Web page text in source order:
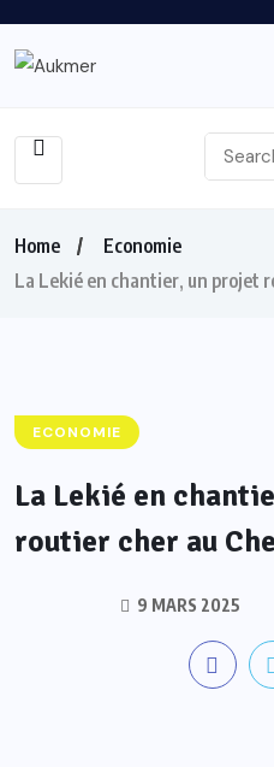
Home
Economie
La Lekié en chantier, un projet
ECONOMIE
La Lekié en
routier cher au
9 MARS 2025